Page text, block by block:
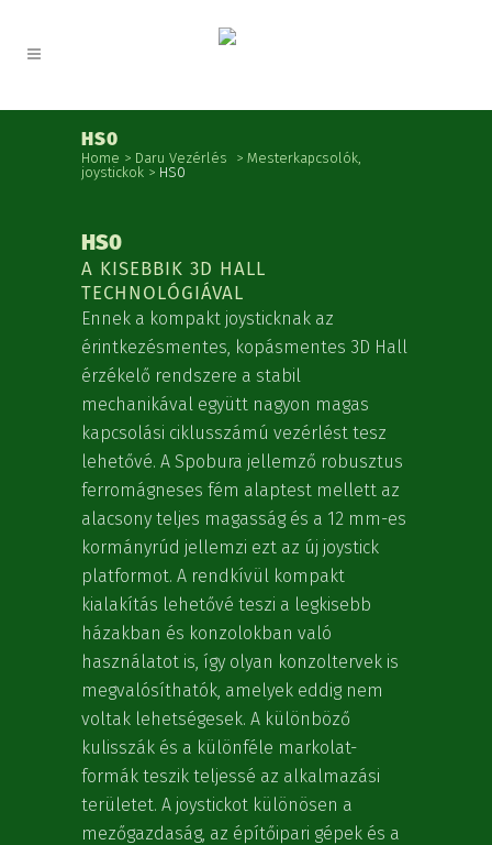
HS0
Home > Daru Vezérlés > Mesterkapcsolók,
joystickok > HS0
HS0
A KISEBBIK 3D HALL
TECHNOLÓGIÁVAL
Ennek a kompakt joysticknak az
érintkezésmentes, kopásmentes 3D Hall
érzékelő rendszere a stabil
mechanikával együtt nagyon magas
kapcsolási ciklusszámú vezérlést tesz
lehetővé. A Spobura jellemző robusztus
ferromágneses fém alaptest mellett az
alacsony teljes magasság és a 12 mm-es
kormányrúd jellemzi ezt az új joystick
platformot. A rendkívül kompakt
kialakítás lehetővé teszi a legkisebb
házakban és konzolokban való
használatot is, így olyan konzoltervek is
megvalósíthatók, amelyek eddig nem
voltak lehetségesek. A különböző
kulisszák és a különféle markolat-
formák teszik teljessé az alkalmazási
területet. A joystickot különösen a
mezőgazdaság, az építőipari gépek és a